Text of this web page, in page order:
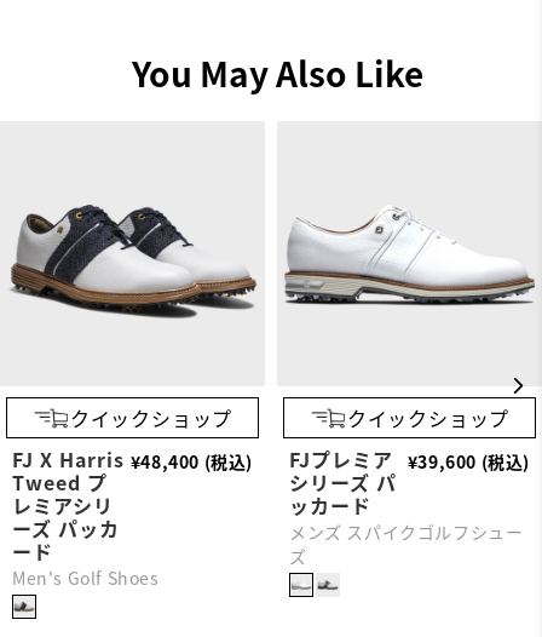
You May Also Like
クイックショップ
FJ X Harris
Tweed プ
レミアシリ
ーズ パッカ
ード
Men's Golf Shoes
¥48,400 (税込)
クイックショップ
FJプレミア
シリーズ パ
ッカード
メンズ スパイクゴルフシュー
ズ
¥39,600 (税込)